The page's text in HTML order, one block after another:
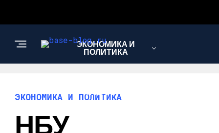
ЭКОНОМИКА И
ПОЛИТИКА
НОВОСТИ
ЭКОНОМИКА И ПОЛИТИКА
НБУ